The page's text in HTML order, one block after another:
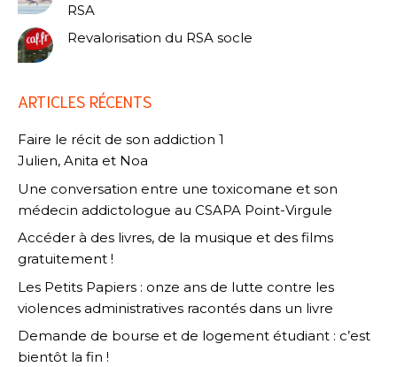
RSA
Revalorisation du RSA socle
ARTICLES RÉCENTS
Faire le récit de son addiction 1
Julien, Anita et Noa
Une conversation entre une toxicomane et son
médecin addictologue au CSAPA Point-Virgule
Accéder à des livres, de la musique et des films
gratuitement !
Les Petits Papiers : onze ans de lutte contre les
violences administratives racontés dans un livre
Demande de bourse et de logement étudiant : c’est
bientôt la fin !